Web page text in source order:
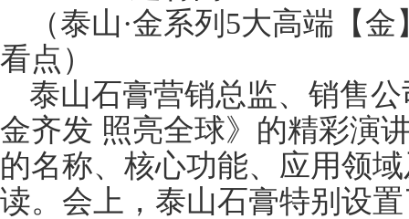
（泰山·金系列5大高端【
看点）
泰山石膏营销总监、销售
金齐发 照亮全球》的精彩演
的名称、核心功能、应用领
读。会上，泰山石膏特别设